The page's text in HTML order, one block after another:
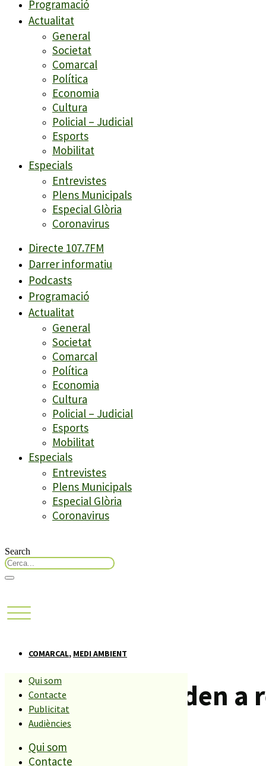
Programació
Actualitat
General
Societat
Comarcal
Política
Economia
Cultura
Policial – Judicial
Esports
Mobilitat
Especials
Entrevistes
Plens Municipals
Especial Glòria
Coronavirus
Directe 107.7FM
Darrer informatiu
Podcasts
Programació
Actualitat
General
Societat
Comarcal
Política
Economia
Cultura
Policial – Judicial
Esports
Mobilitat
Especials
Entrevistes
Plens Municipals
Especial Glòria
Coronavirus
Search
Qui som
Contacte
Publicitat
Audiències
Qui som
Contacte
COMARCAL, MEDI AMBIENT
50 escolars ajuden